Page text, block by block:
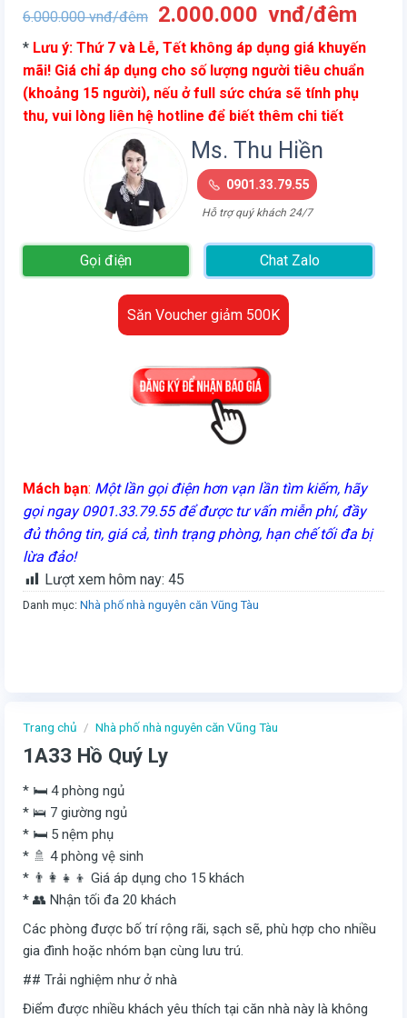
Trang chủ / Nhà phố nhà nguyên căn Vũng Tàu
1A33 Hồ Quý Ly
* 🛏️ 4 phòng ngủ
* 🛌 7 giường ngủ
* 🛏️ 5 nệm phụ
* 🚿 4 phòng vệ sinh
* 👨‍👩‍👧‍👦 Giá áp dụng cho 15 khách
* 👥 Nhận tối đa 20 khách
Các phòng được bố trí rộng rãi, sạch sẽ, phù hợp cho nhiều
gia đình hoặc nhóm bạn cùng lưu trú.
## Trải nghiệm như ở nhà
Điểm được nhiều khách yêu thích tại căn nhà này là không
6.000.000vnđ/đêm
Giá
gốc
là:
6.000.000
vnđ/
đêm.
2.000.000 vnđ/đêmGiá
hiện
tại
là:
* Lưu ý: Thứ 7 và Lễ, Tết không áp dụng giá khuyến
mãi! Giá chỉ áp dụng cho số lượng người tiêu chuẩn
(khoảng 15 người), nếu ở full sức chứa sẽ tính phụ
thu, vui lòng liên hệ hotline để biết thêm chi tiết
Ms. Thu Hiền
0901.33.79.55
Hỗ trợ quý khách 24/7
Gọi điện Chat Zalo
Săn Voucher giảm 500K
Mách bạn: Một lần gọi điện hơn vạn lần tìm kiếm, hãy
gọi ngay 0901.33.79.55 để được tư vấn miễn phí, đầy
đủ thông tin, giá cả, tình trạng phòng, hạn chế tối đa bị
lừa đảo!
Lượt xem hôm nay: 45
Danh mục: Nhà phố nhà nguyên căn Vũng Tàu